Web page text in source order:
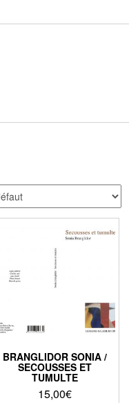
BRANGLIDOR SONIA /
SECOUSSES ET
TUMULTE
15,00€